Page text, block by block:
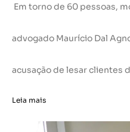
Em torno de 60 pessoas,
advogado Maurício Dal
acusação de lesar clientes
Leia mais